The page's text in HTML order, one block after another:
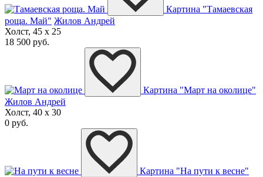
Картина "Тамаевская
роща. Май" Жилов Андрей
Холст, 45 x 25
18 500 руб.
Картина "Март на околице"
Жилов Андрей
Холст, 40 x 30
0 руб.
Картина "На пути к весне"